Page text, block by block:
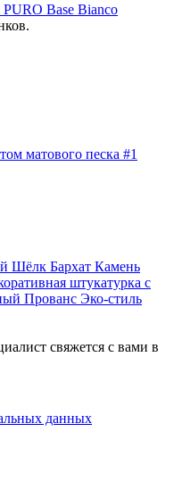
Base Bianco
матового песка #1
Шёлк Бархат Камень
штукатурка с
Прованс Эко-стиль
свяжется с вами в
данных